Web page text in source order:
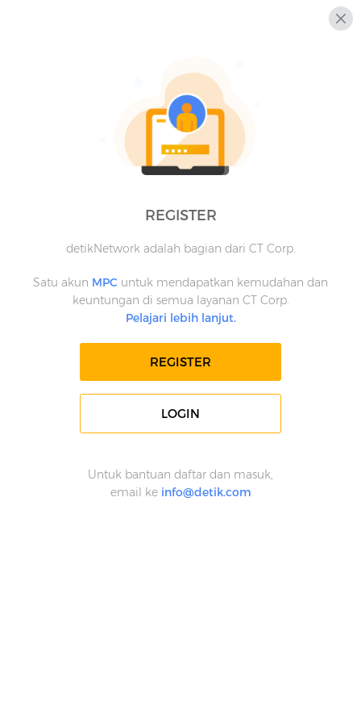
REGISTER
detikNetwork adalah bagian dari CT Corp.
Satu akun MPC untuk mendapatkan kemudahan dan
keuntungan di semua layanan CT Corp.
Pelajari lebih lanjut.
REGISTER
LOGIN
Untuk bantuan daftar dan masuk,
email ke info@detik.com